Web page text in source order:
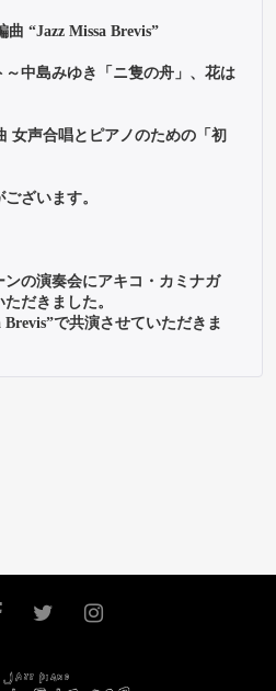
“Jazz Missa Brevis”
中島みゆき「ニ隻の舟」、花は
女声合唱とピアノのための「初
ざいます。
の演奏会にアキコ・カミナガ
だきました。
で共演させていただきま